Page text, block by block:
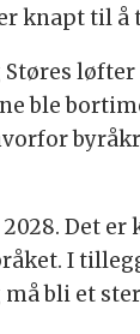
knapt til å
ble
Det er
I
bli et